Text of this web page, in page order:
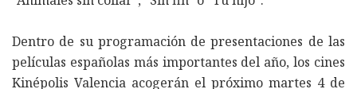
Dentro de su programación de presentaciones de las
películas españolas más importantes del año, los cines
Kinépolis Valencia acogerán el próximo martes 4 de